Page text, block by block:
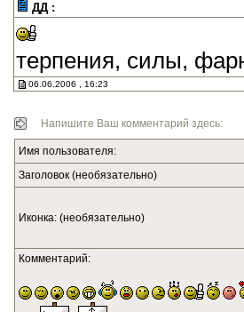
ДД :
терпения, силы,
06.06.2006 , 16:23
Напишите Ваш комментарий здесь:
Имя пользователя:
Заголовок (необязательно)
Иконка: (необязательно)
Комментарий: